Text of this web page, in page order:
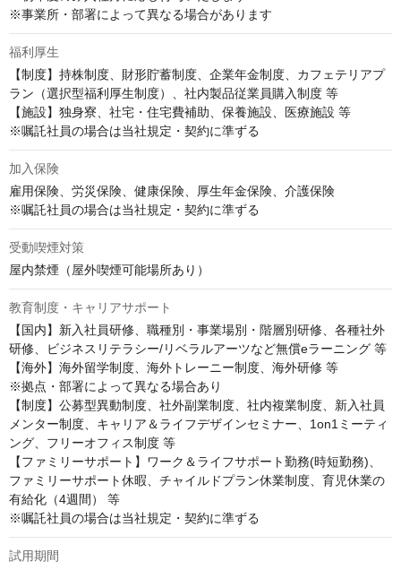
※事業所・部署によって異なる場合があります
福利厚生
【制度】持株制度、財形貯蓄制度、企業年金制度、カフェテリアプ
ラン（選択型福利厚生制度）、社内製品従業員購入制度 等
【施設】独身寮、社宅・住宅費補助、保養施設、医療施設 等
※嘱託社員の場合は当社規定・契約に準ずる
加入保険
雇用保険、労災保険、健康保険、厚生年金保険、介護保険
※嘱託社員の場合は当社規定・契約に準ずる
受動喫煙対策
屋内禁煙（屋外喫煙可能場所あり）
教育制度・キャリアサポート
【国内】新入社員研修、職種別・事業場別・階層別研修、各種社外
研修、ビジネスリテラシー/リベラルアーツなど無償eラーニング 等
【海外】海外留学制度、海外トレーニー制度、海外研修 等
※拠点・部署によって異なる場合あり
【制度】公募型異動制度、社外副業制度、社内複業制度、新入社員
メンター制度、キャリア＆ライフデザインセミナー、1on1ミーティ
ング、フリーオフィス制度 等
【ファミリーサポート】ワーク＆ライフサポート勤務(時短勤務)、
ファミリーサポート休暇、チャイルドプラン休業制度、育児休業の
有給化（4週間） 等
※嘱託社員の場合は当社規定・契約に準ずる
試用期間